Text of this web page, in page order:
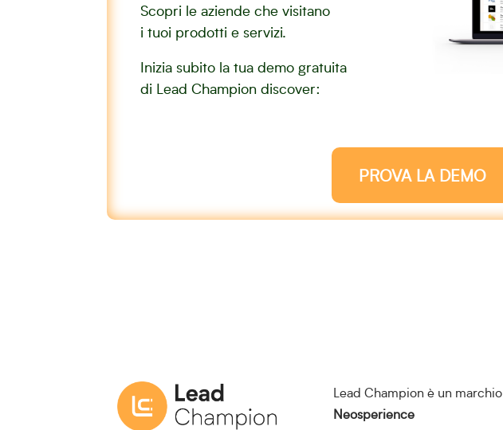
Scopri le aziende che visitano
i tuoi prodotti e servizi.
Inizia subito la tua demo gratuita
di Lead Champion discover:
PROVA LA DEMO
Lead Champion è un marchio
Neosperience